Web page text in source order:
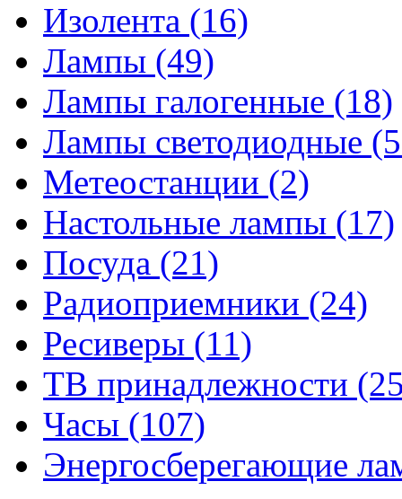
Изолента (16)
Лампы (49)
Лампы галогенные (18)
Лампы светодиодные
Метеостанции (2)
Настольные лампы (17)
Посуда (21)
Радиоприемники (24)
Ресиверы (11)
ТВ принадлежности
Часы (107)
Энергосберегающие